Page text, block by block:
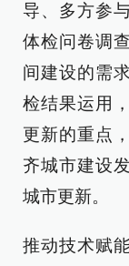
导、多方参
体检问卷调
间建设的需
检结果运用
更新的重点
齐城市建设
城市更新。
推动技术赋